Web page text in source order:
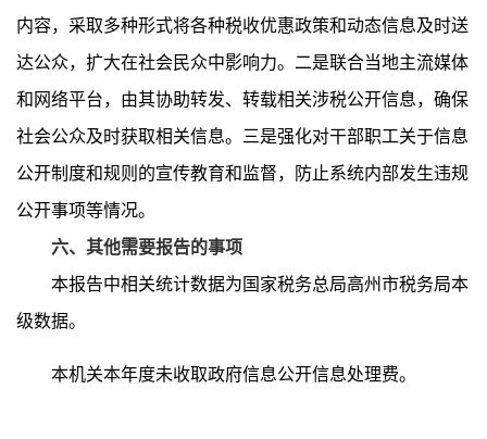
内容，采取多种形式将各种税收优惠政策和动态信息及时送
达公众，扩大在社会民众中影响力。 二是联合当地主流媒体
和网络平台，由其协助转发、转载相关涉税公开信息， 确保
社会公众及时获取相关信息。
三是强化对干部职工关于信息
公开制度和规则的宣传教育和监督，防止系统内部发生违规
公开事项等情况。
六、其他需要报告的事项
本报告中相关统计数据为国家税务总局高州市税务局本
级数据。
本机关本年度未收取政府信息公开信息处理费。